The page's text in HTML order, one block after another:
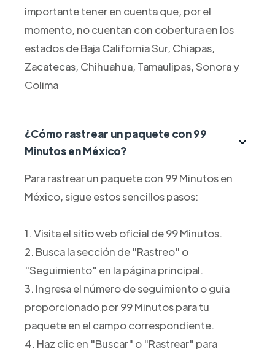
importante tener en cuenta que, por el
momento, no cuentan con cobertura en los
estados de Baja California Sur, Chiapas,
Zacatecas, Chihuahua, Tamaulipas, Sonora y
Colima
¿Cómo rastrear un paquete con 99
Minutos en México?
Para rastrear un paquete con 99 Minutos en
México, sigue estos sencillos pasos:
1. Visita el sitio web oficial de 99 Minutos.
2. Busca la sección de "Rastreo" o
"Seguimiento" en la página principal.
3. Ingresa el número de seguimiento o guía
proporcionado por 99 Minutos para tu
paquete en el campo correspondiente.
4. Haz clic en "Buscar" o "Rastrear" para